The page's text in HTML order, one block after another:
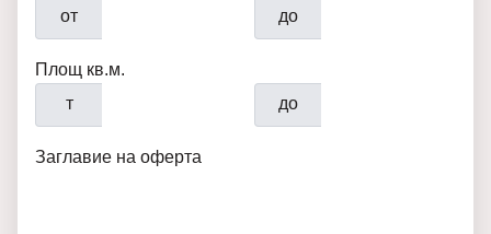
от
до
Площ кв.м.
т
до
Заглавие на оферта